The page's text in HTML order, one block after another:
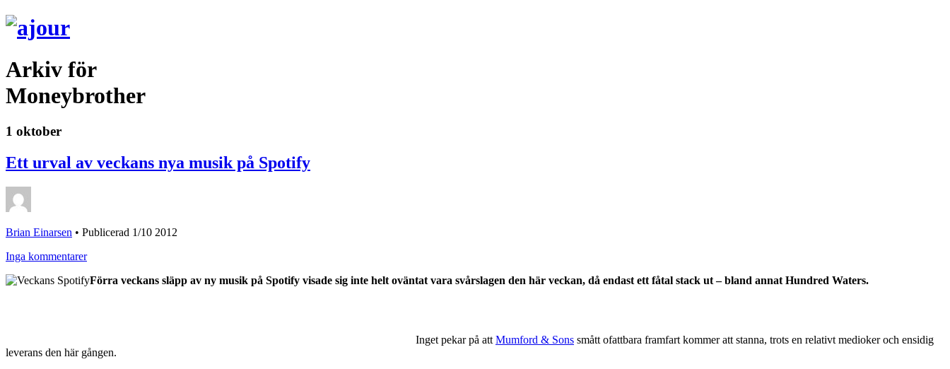
Arkiv för
Moneybrother
1 oktober
Ett urval av veckans nya musik på Spotify
Brian Einarsen • Publicerad 1/10 2012
Inga kommentarer
Förra veckans släpp av ny musik på Spotify visade sig inte helt oväntat vara svårslagen den här veckan, då endast ett fåtal stack ut – bland annat Hundred Waters.
Inget pekar på att Mumford & Sons smått ofattbara framfart kommer att stanna, trots en relativt medioker och ensidig
leverans den här gången.